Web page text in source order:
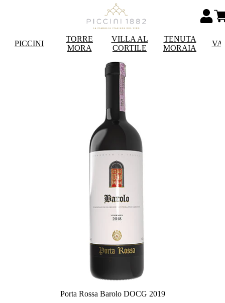
PICCINI
TORRE
MORA
VILLA AL
CORTILE
TENUTA
MORAIA
Porta Rossa Barolo DOCG 2019